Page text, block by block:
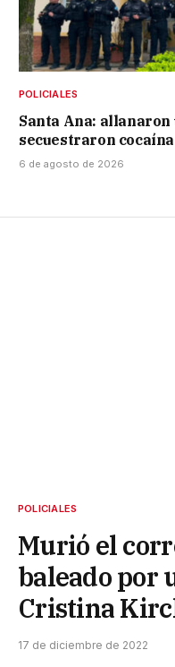
POLICIALES
Santa Ana:
secuestraron cocaína
6 de agosto de 2026
POLICIALES
Murió el
baleado por
Cristina
17 de diciembre de 2022